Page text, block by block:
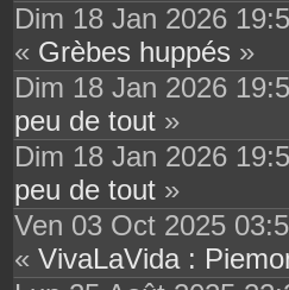
Dim 18 Jan 2026
« Grèbes huppés »
Dim 18 Jan 2026
peu de tout »
Dim 18 Jan 2026
peu de tout »
Ven 03 Oct 2025
« VivaLaVida :